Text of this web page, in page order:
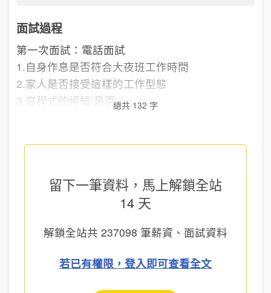
面試過程
第一次面試：電話面試
1.自身作息是否符合大夜班工作時間
2.家人是否接受這樣的工作型態
3.寫程式的經驗/是否...總共 132 字
留下一筆資料，馬上解鎖全站
14 天
解鎖全站共 237098 筆薪資、面試資料
若已有權限，登入即可查看全文